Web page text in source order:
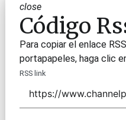
close
Código
Para copiar el enlace
portapapeles, haga clic
RSS link